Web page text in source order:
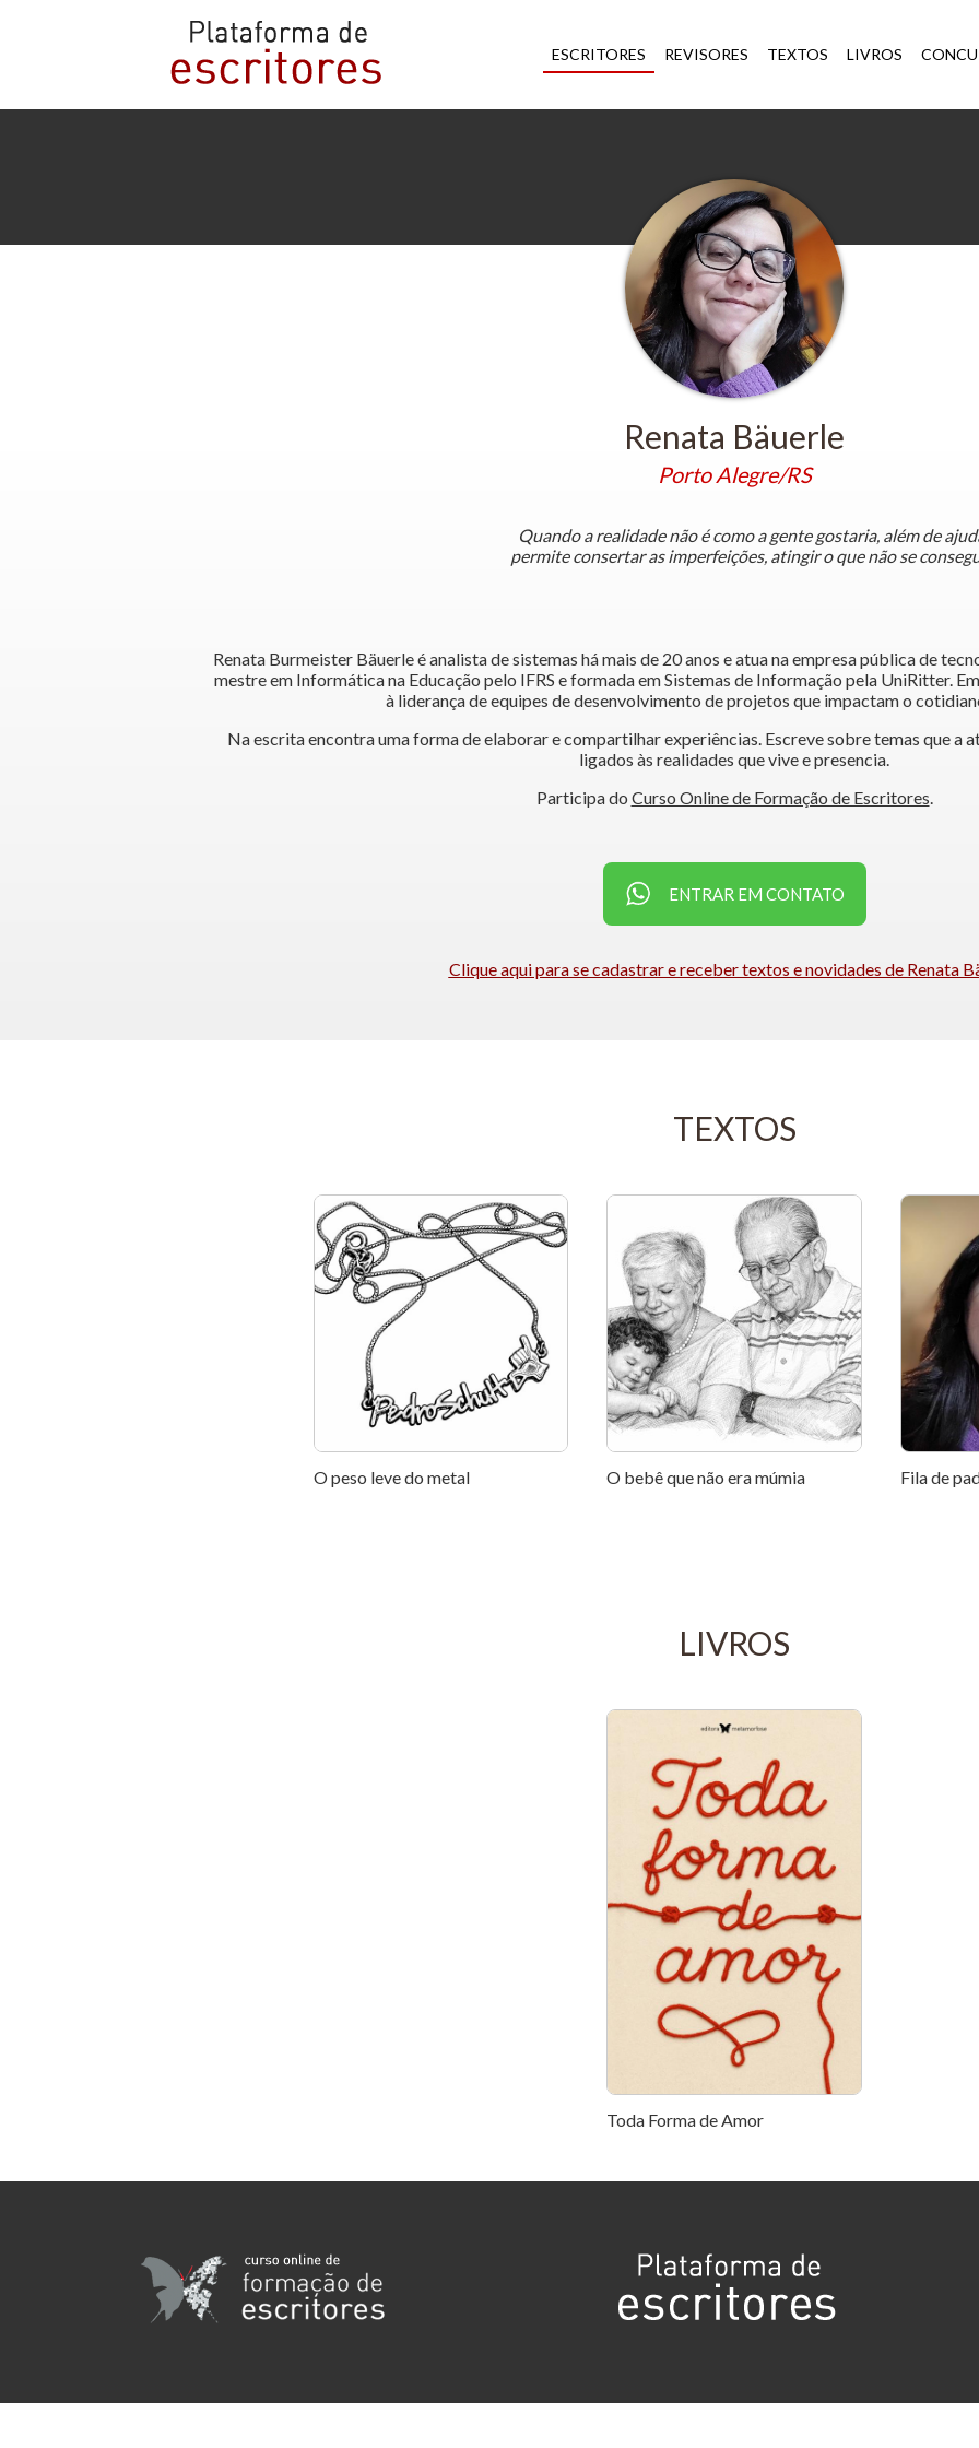
ESCRITORES REVISORES TEXTOS LIVROS
Renata Bäuerle
Porto Alegre/RS
Quando a realidade não é como a gente gostaria, além de
permite consertar as imperfeições, atingir o que não se
Renata Burmeister Bäuerle é analista de sistemas há mais de 20 anos e atua na empresa pública de
mestre em Informática na Educação pelo IFRS e formada em Sistemas de Informação pela UniRitter.
à liderança de equipes de desenvolvimento de projetos que impactam o
Na escrita encontra uma forma de elaborar e compartilhar experiências. Escreve sobre temas que a
ligados às realidades que vive e presencia.
Participa do Curso Online de Formação de Escritores.
ENTRAR EM CONTATO
Clique aqui para se cadastrar e receber textos e novidades de Renata
TEXTOS
O peso leve do metal O bebê que não era múmia Fila de
LIVROS
Toda Forma de Amor